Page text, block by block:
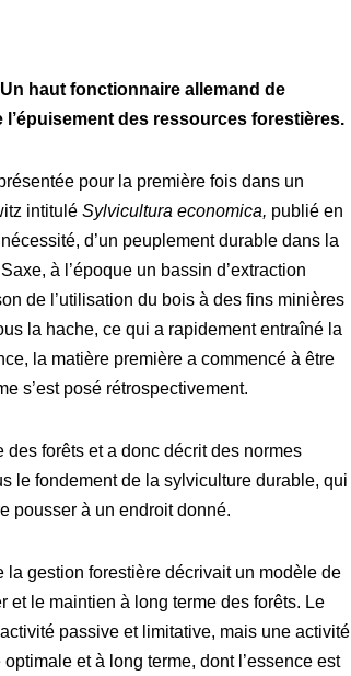
haut fonctionnaire allemand de
l’épuisement des ressources forestières.
pour la première fois dans un
intitulé Sylvicultura economica, publié en
d’un peuplement durable dans la
à l’époque un bassin d’extraction
de l’utilisation du bois à des fins minières
la hache, ce qui a rapidement entraîné la
la matière première a commencé à être
s’est posé rétrospectivement.
forêts et a donc décrit des normes
le fondement de la sylviculture durable, qui
pousser à un endroit donné.
gestion forestière décrivait un modèle de
et le maintien à long terme des forêts. Le
passive et limitative, mais une activité
et à long terme, dont l’essence est